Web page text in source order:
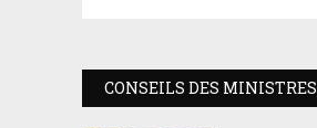
CONSEILS DES MINISTRES